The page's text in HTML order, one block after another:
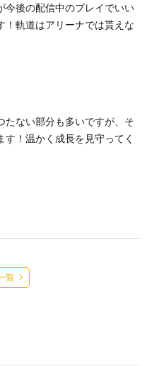
今後の配信中のプレイでいい
！軌道はアリーナでは貰えな
たない部分も多いですが、そ
！温かく成長を見守ってく
覧